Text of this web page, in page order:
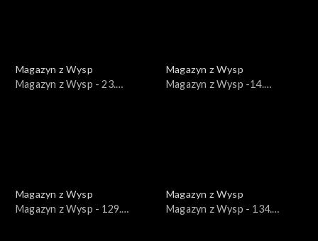
Magazyn z Wysp
Magazyn z Wysp - 23.
Magazyn z Wysp
Magazyn z Wysp -14.
Magazyn z Wysp
Magazyn z Wysp - 129.
Magazyn z Wysp
Magazyn z Wysp - 134.